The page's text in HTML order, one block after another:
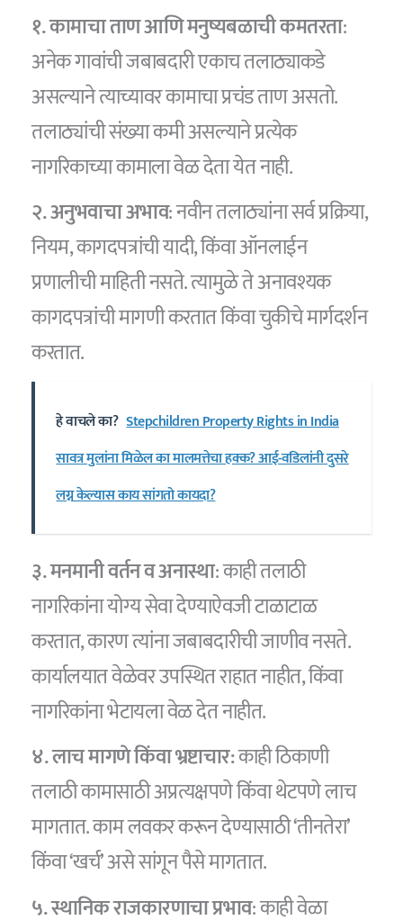
१. कामाचा ताण आणि मनुष्यबळाची कमतरता:
अनेक गावांची जबाबदारी एकाच तलाठ्याकडे
असल्याने त्याच्यावर कामाचा प्रचंड ताण असतो.
तलाठ्यांची संख्या कमी असल्याने प्रत्येक
नागरिकाच्या कामाला वेळ देता येत नाही.
२. अनुभवाचा अभाव: नवीन तलाठ्यांना सर्व प्रक्रिया,
नियम, कागदपत्रांची यादी, किंवा ऑनलाईन
प्रणालीची माहिती नसते. त्यामुळे ते अनावश्यक
कागदपत्रांची मागणी करतात किंवा चुकीचे मार्गदर्शन
करतात.
हे वाचले का? Stepchildren Property Rights in India
सावत्र मुलांना मिळेल का मालमत्तेचा हक्क? आई-वडिलांनी दुसरे
लग्न केल्यास काय सांगतो कायदा?
३. मनमानी वर्तन व अनास्था: काही तलाठी
नागरिकांना योग्य सेवा देण्याऐवजी टाळाटाळ
करतात, कारण त्यांना जबाबदारीची जाणीव नसते.
कार्यालयात वेळेवर उपस्थित राहात नाहीत, किंवा
नागरिकांना भेटायला वेळ देत नाहीत.
४. लाच मागणे किंवा भ्रष्टाचार:काही ठिकाणी
तलाठी कामासाठी अप्रत्यक्षपणे किंवा थेटपणे लाच
मागतात. काम लवकर करून देण्यासाठी ‘तीनतेरा’
किंवा ‘खर्च’ असे सांगून पैसे मागतात.
५. स्थानिक राजकारणाचा प्रभाव: काही वेळा